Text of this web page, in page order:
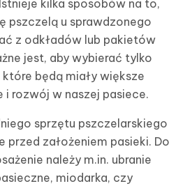
kilka sposobów na to,
pszczelą u sprawdzonego
z odkładów lub pakietów
jest, aby wybierać tylko
będą miały większe
i rozwój w naszej pasiece.
sprzętu pszczelarskiego
przed założeniem pasieki. Do
należy m.in. ubranie
miodarka, czy